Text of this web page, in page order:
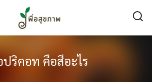
ริคอท คือสีอะไร